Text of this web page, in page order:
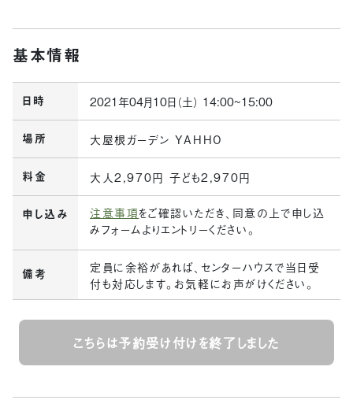
基本情報
日時 2021年04月10日（土） 14:00~15:00
場所 大屋根ガーデン YAHHO
料金 大人2,970円 子ども2,970円
申し込み 注意事項をご確認いただき、同意の上で申し込
みフォームよりエントリーください。
備考
定員に余裕があれば、センターハウスで当日受
付も対応します。お気軽にお声がけください。
こちらは予約受け付けを終了しました